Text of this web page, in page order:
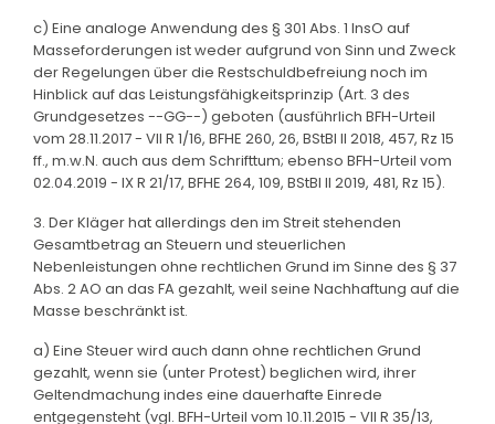
c) Eine analoge Anwendung des § 301 Abs. 1 InsO auf
Masseforderungen ist weder aufgrund von Sinn und Zweck
der Regelungen über die Restschuldbefreiung noch im
Hinblick auf das Leistungsfähigkeitsprinzip (Art. 3 des
Grundgesetzes --GG--) geboten (ausführlich BFH-Urteil
vom 28.11.2017 - VII R 1/16, BFHE 260, 26, BStBl II 2018, 457, Rz 15
ff., m.w.N. auch aus dem Schrifttum; ebenso BFH-Urteil vom
02.04.2019 - IX R 21/17, BFHE 264, 109, BStBl II 2019, 481, Rz 15).
3. Der Kläger hat allerdings den im Streit stehenden
Gesamtbetrag an Steuern und steuerlichen
Nebenleistungen ohne rechtlichen Grund im Sinne des § 37
Abs. 2 AO an das FA gezahlt, weil seine Nachhaftung auf die
Masse beschränkt ist.
a) Eine Steuer wird auch dann ohne rechtlichen Grund
gezahlt, wenn sie (unter Protest) beglichen wird, ihrer
Geltendmachung indes eine dauerhafte Einrede
entgegensteht (vgl. BFH-Urteil vom 10.11.2015 - VII R 35/13,